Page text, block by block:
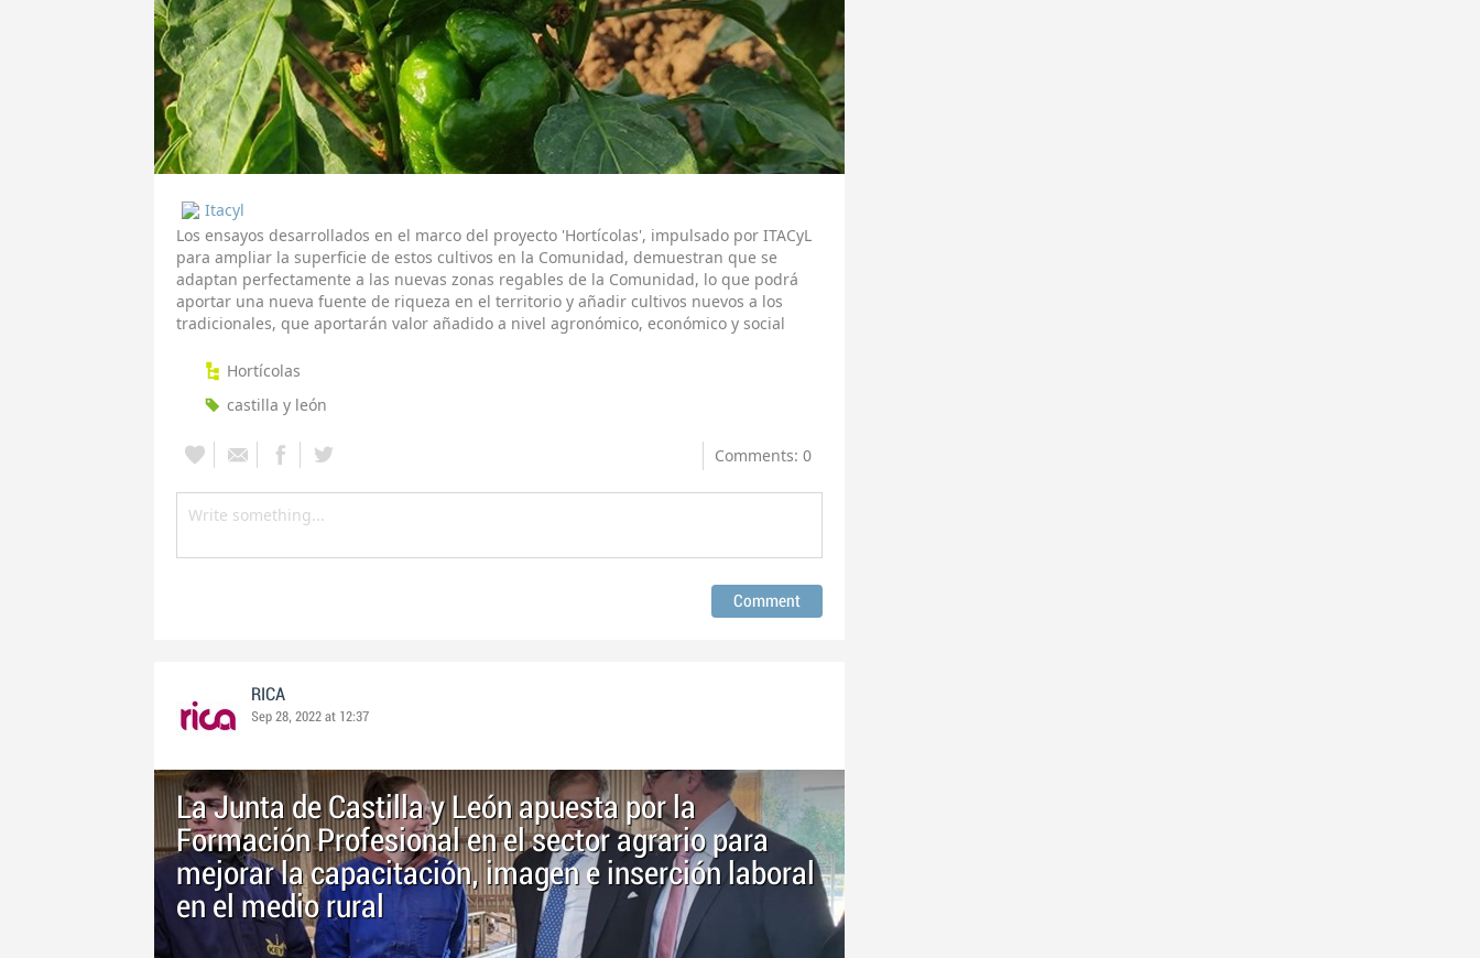
Itacyl
Los ensayos desarrollados en el marco del proyecto 'Hortícolas', impulsado por ITACyL
para ampliar la superficie de estos cultivos en la Comunidad, demuestran que se
adaptan perfectamente a las nuevas zonas regables de la Comunidad, lo que podrá
aportar una nueva fuente de riqueza en el territorio y añadir cultivos nuevos a los
tradicionales, que aportarán valor añadido a nivel agronómico, económico y social
Hortícolas
castilla y león
Comments: 0
RICA
Sep 28, 2022 at 12:37
La Junta de Castilla y León apuesta por la
Formación Profesional en el sector agrario para
mejorar la capacitación, imagen e inserción laboral
en el medio rural